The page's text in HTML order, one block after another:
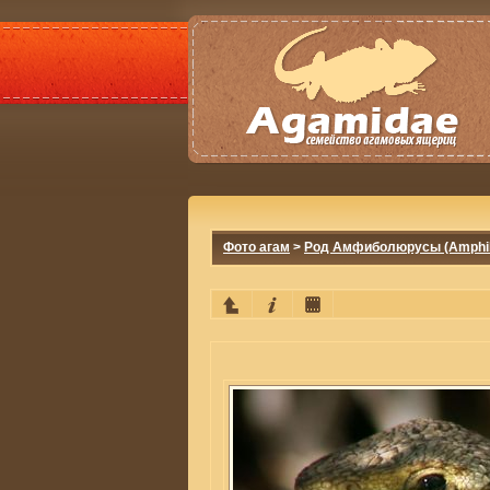
Фото агам > Род Амфиболюрусы